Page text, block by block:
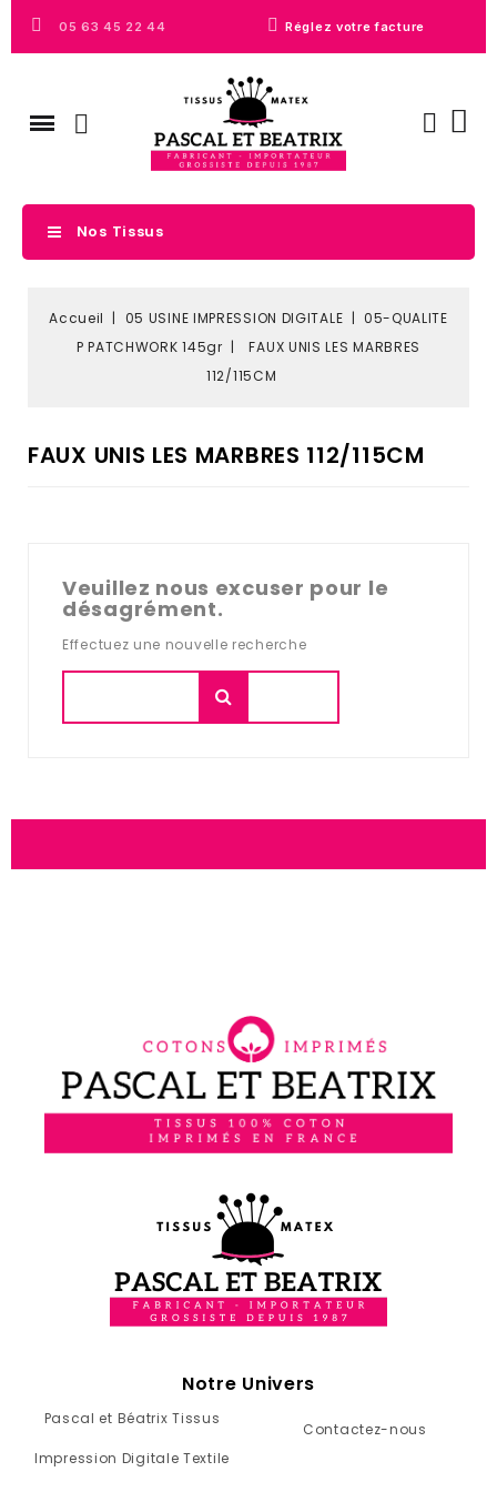
05 63 45 22 44 Réglez votre facture
Nos Tissus
Accueil 05 USINE IMPRESSION DIGITALE
05-QUALITE
P PATCHWORK 145gr
FAUX UNIS LES MARBRES
112/115CM
FAUX UNIS LES MARBRES 112/115CM
Veuillez nous excuser pour le
désagrément.
Effectuez une nouvelle recherche
Notre Univers
Pascal et Béatrix Tissus
Impression Digitale Textile
Contactez-nous